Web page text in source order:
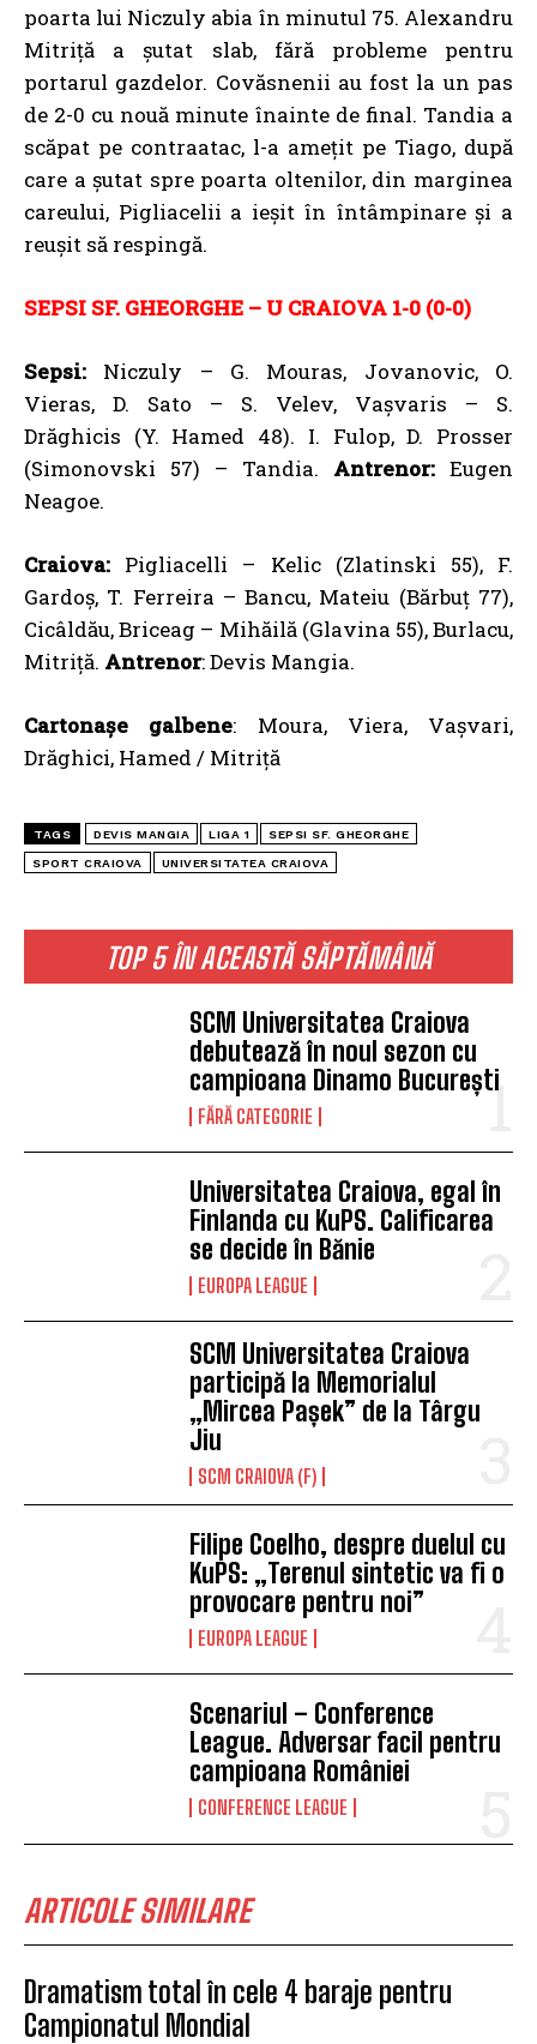
TOP 5 ÎN ACEASTĂ SĂPTĂMÂNĂ
SCM Universitatea Craiova
debutează în noul sezon cu
campioana Dinamo București
FĂRĂ CATEGORIE
Universitatea Craiova, egal în
Finlanda cu KuPS. Calificarea
se decide în Bănie
EUROPA LEAGUE
SCM Universitatea Craiova
participă la Memorialul
„Mircea Pașek” de la Târgu
Jiu
SCM CRAIOVA (F)
Filipe Coelho, despre duelul cu
KuPS: „Terenul sintetic va fi o
provocare pentru noi”
EUROPA LEAGUE
Scenariul – Conference
League. Adversar facil pentru
campioana României
CONFERENCE LEAGUE
ARTICOLE SIMILARE
Dramatism total în cele 4 baraje pentru
Campionatul Mondial
poarta lui Niczuly abia în minutul 75. Alexandru
Mitriță a șutat slab, fără probleme pentru
portarul gazdelor. Covăsnenii au fost la un pas
de 2-0 cu nouă minute înainte de final. Tandia a
scăpat pe contraatac, l-a ameţit pe Tiago, după
care a şutat spre poarta oltenilor, din marginea
careului, Pigliacelii a ieșit în întâmpinare şi a
reuşit să respingă.
SEPSI SF. GHEORGHE – U CRAIOVA 1-0 (0-0)
Sepsi: Niczuly – G. Mouras, Jovanovic, O.
Vieras, D. Sato – S. Velev, Vaşvaris – S.
Drăghicis (Y. Hamed 48). I. Fulop, D. Prosser
(Simonovski 57) – Tandia. Antrenor: Eugen
Neagoe.
Craiova: Pigliacelli – Kelic (Zlatinski 55), F.
Gardoş, T. Ferreira – Bancu, Mateiu (Bărbuţ 77),
Cicâldău, Briceag – Mihăilă (Glavina 55), Burlacu,
Mitriţă. Antrenor: Devis Mangia.
Cartonașe galbene: Moura, Viera, Vașvari,
Drăghici, Hamed / Mitriță
TAGS DEVIS MANGIA LIGA 1 SEPSI SF. GHEORGHE
SPORT CRAIOVA UNIVERSITATEA CRAIOVA